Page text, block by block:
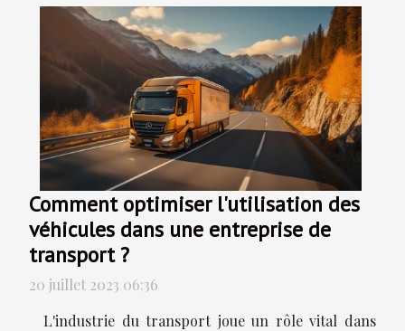
Comment optimiser l'utilisation des
véhicules dans une entreprise de
transport ?
20 juillet 2023 06:36
L'industrie du transport joue un rôle vital dans